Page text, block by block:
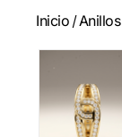
Inicio /Anillos